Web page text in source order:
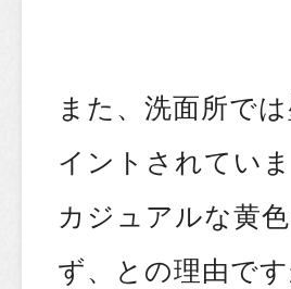
また、洗面所で
イントされてい
カジュアルな黄
ず、との理由です